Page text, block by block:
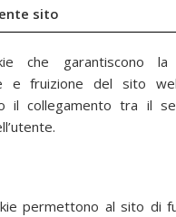
sito
che garantiscono la
e fruizione del sito
il collegamento tra il
permettono al sito di